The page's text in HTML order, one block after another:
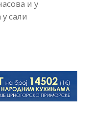
и у
сали